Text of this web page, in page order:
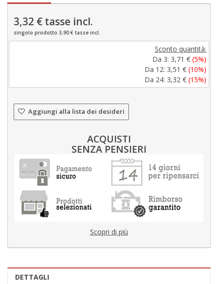
3,32 € tasse incl.
singolo prodotto 3,90 € tasse incl.
Sconto quantità:
Da 3: 3,71 € (5%)
Da 12: 3,51 € (10%)
Da 24: 3,32 € (15%)
Aggiungi alla lista dei desideri
ACQUISTI
SENZA PENSIERI
Scopri di più
DETTAGLI